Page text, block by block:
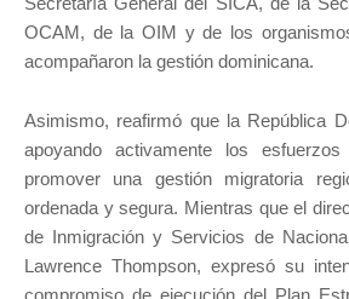
OCAM, de la OIM y de los
acompañaron la gestión dominicana.
Asimismo, reafirmó que la República
apoyando activamente los
promover una gestión migratoria
ordenada y segura. Mientras que el
de Inmigración y Servicios de
Lawrence Thompson, expresó su